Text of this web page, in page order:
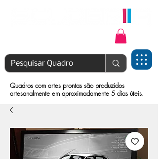
Quadros com artes prontas são produzidos
artesanalmente em aproximadamente 5 dias úteis.